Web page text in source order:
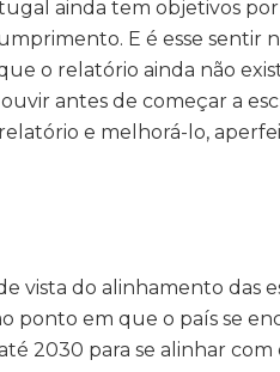
ainda tem objetivos
E é esse sentir
o relatório ainda não
antes de começar a
e melhorá-lo,
vista do alinhamento das
ponto em que o país se
2030 para se alinhar com